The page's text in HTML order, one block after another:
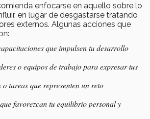
enfocarse en aquello sobre lo
en lugar de desgastarse tratando
externos. Algunas acciones que
que impulsen tu desarrollo
o equipos de trabajo para expresar tus
o tareas que representen un reto
favorezcan tu equilibrio personal y